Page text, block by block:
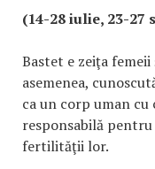
(14-28 iulie, 23-27
Bastet e zeiţa femeii
asemenea,
ca un corp uman cu
responsabilă
fertilităţii lor.